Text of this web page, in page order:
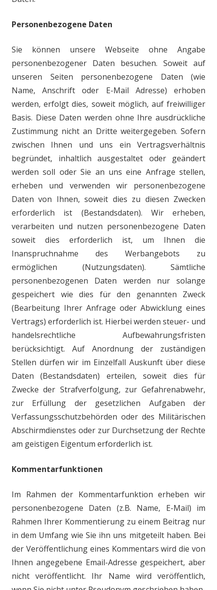
Personenbezogene Daten
Sie können unsere Webseite ohne Angabe
personenbezogener Daten besuchen. Soweit auf
unseren Seiten personenbezogene Daten (wie
Name, Anschrift oder E-Mail Adresse) erhoben
werden, erfolgt dies, soweit möglich, auf freiwilliger
Basis. Diese Daten werden ohne Ihre ausdrückliche
Zustimmung nicht an Dritte weitergegeben. Sofern
zwischen Ihnen und uns ein Vertragsverhältnis
begründet, inhaltlich ausgestaltet oder geändert
werden soll oder Sie an uns eine Anfrage stellen,
erheben und verwenden wir personenbezogene
Daten von Ihnen, soweit dies zu diesen Zwecken
erforderlich ist (Bestandsdaten). Wir erheben,
verarbeiten und nutzen personenbezogene Daten
soweit dies erforderlich ist, um Ihnen die
Inanspruchnahme des Werbangebots zu
ermöglichen (Nutzungsdaten). Sämtliche
personenbezogenen Daten werden nur solange
gespeichert wie dies für den genannten Zweck
(Bearbeitung Ihrer Anfrage oder Abwicklung eines
Vertrags) erforderlich ist. Hierbei werden steuer- und
handelsrechtliche Aufbewahrungsfristen
berücksichtigt. Auf Anordnung der zuständigen
Stellen dürfen wir im Einzelfall Auskunft über diese
Daten (Bestandsdaten) erteilen, soweit dies für
Zwecke der Strafverfolgung, zur Gefahrenabwehr,
zur Erfüllung der gesetzlichen Aufgaben der
Verfassungsschutzbehörden oder des Militärischen
Abschirmdienstes oder zur Durchsetzung der Rechte
am geistigen Eigentum erforderlich ist.
Kommentarfunktionen
Im Rahmen der Kommentarfunktion erheben wir
personenbezogene Daten (z.B. Name, E-Mail) im
Rahmen Ihrer Kommentierung zu einem Beitrag nur
in dem Umfang wie Sie ihn uns mitgeteilt haben. Bei
der Veröffentlichung eines Kommentars wird die von
Ihnen angegebene Email-Adresse gespeichert, aber
nicht veröffentlicht. Ihr Name wird veröffentlich,